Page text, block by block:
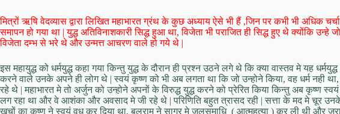
मित्रों ऋषि वेदव्यास द्वारा लिखित महाभारत ग्रंथ के कुछ अध्याय ऐसे भी हैं ,जिन पर कभी भी अधिक
समापन हो गया था | युद्ध अतिविनाशकारी सिद्ध हुआ था, विजेता भी पराजित ही सिद्ध हुए थे क्योंकि उन्हे
विजेता दम्भ से भरे थे और उन्मत्त आचरण वाले हो गये थे |
इस महायुद्ध को धर्मयुद्ध कहा गया किन्तु युद्ध के दौरान ही प्रश्न उठने लगे थे कि क्या वास्तव मे यह
करने वाले उनके अपने ही लोग थे | स्वयं कृष्ण को भी अब लगता था कि जो उन्होने किया, वह धर्म नही
रहे थे | महाभारत मे तो अर्जुन को उन्होने अपनों के विरुद्ध युद्ध करने को प्रेरित किया किन्तु अब कृष्ण
लग रहा था और वे आशंका और अवसाद मे जी रहे थे | परिणिति बहुत त्रासद रही | सत्ता के मद मे चूर
खुचों का कृष्ण ने स्वयं वध कर दिया था, बलराम ने सागर मे जलसमाधि ( आत्महत्या ) कर ली थी और